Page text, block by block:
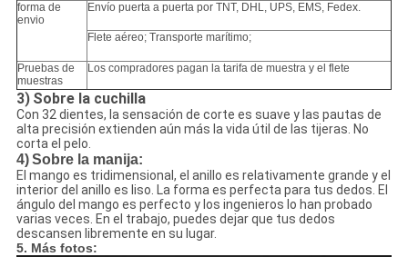
forma de
envio
Envío puerta a puerta por TNT, DHL, UPS, EMS, Fedex.
Flete aéreo; Transporte marítimo;
Pruebas de
muestras
Los compradores pagan la tarifa de muestra y el flete
3) Sobre la cuchilla
Con 32 dientes, la sensación de corte es suave y las pautas de
alta precisión extienden aún más la vida útil de las tijeras. No
corta el pelo.
4)Sobre la manija:
El mango es tridimensional, el anillo es relativamente grande y el
interior del anillo es liso. La forma es perfecta para tus dedos. El
ángulo del mango es perfecto y los ingenieros lo han probado
varias veces. En el trabajo, puedes dejar que tus dedos
descansen libremente en su lugar.
5. Más fotos: